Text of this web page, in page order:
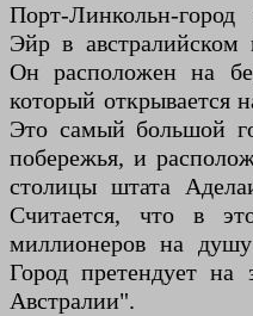
Порт-Линкольн-
Эйр в
Он расположен на
который открывается
Это самый большой
побережья, и
столицы штата
Считается, что в
миллионеров на
Город претендует на
Австралии".